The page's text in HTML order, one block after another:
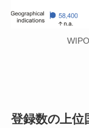
登録数の上位